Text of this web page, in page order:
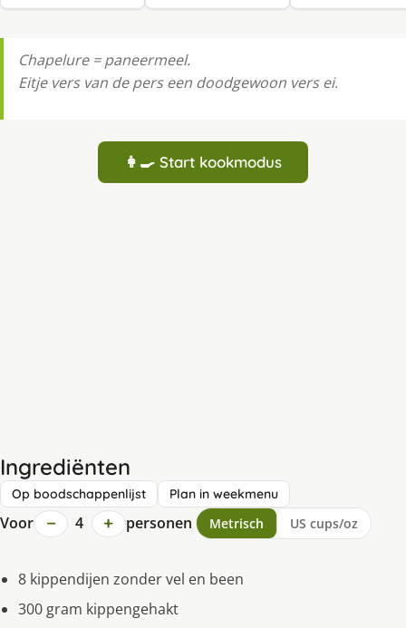
Chapelure = paneermeel.
Eitje vers van de pers een doodgewoon vers ei.
👩‍🍳 Start kookmodus
Ingrediënten
Op boodschappenlijst Plan in weekmenu
Voor − 4 + personen Metrisch US cups/oz
8 kippendijen zonder vel en been
300 gram kippengehakt